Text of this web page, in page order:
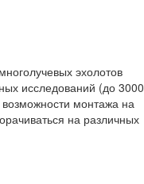
эхолотов
исследований (до 3000
монтажа на
на различных